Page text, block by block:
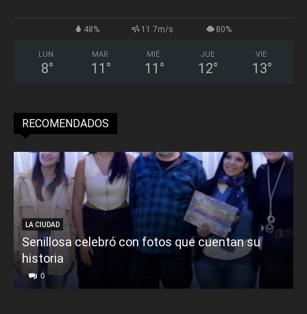
48% 11.7m/s 80%
LUN
8°
MAR
11 °
MIÉ
11 °
JUE
12°
VIE
13°
RECOMENDADOS
LA CIUDAD
Senillosa celebró con fotos que cuentan su
historia
0